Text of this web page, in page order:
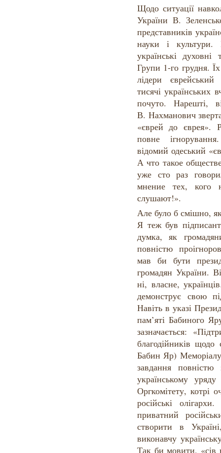
Щодо ситуації
України В.
представників
науки і
українські духовні
Групи 1-го грудня.
лідери єврейський
тисячі українських
почуто. Нарешті,
В. Нахманович
«єврей до єврея».
повне
відомий одеський
А что такое
уже сто раз
мнение тех,
слушают!».
Але було б смішно,
Я теж був
думка, як
повністю
мав би бути
громадян України.
ні, власне,
демонструє свою
Навіть в указі
пам’яті Бабиного
зазначається:
благодійників
Бабин Яр)
завдання
українському
Оргкомітету, котрі
російські
приватний
створити в
виконавчу
Так би мовити,